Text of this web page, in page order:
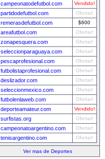
campeonatodefutbol.com Vendido!
partidodefutbol.com Ofertar!
remerasdefutbol.com $600
areafutbol.com Ofertar!
zonapesquera.com Ofertar!
seleccionparaguaya.com Ofertar!
pescaprofesional.com Ofertar!
futbolistaprofesional.com Ofertar!
deslizador.com Ofertar!
seleccionmexico.com Ofertar!
futbolenlaweb.com Ofertar!
deporteamateur.com Vendido!
surfistas.org Ofertar!
campeonatoargentino.com Ofertar!
tenisargentino.com Ofertar!
Ver mas de Deportes